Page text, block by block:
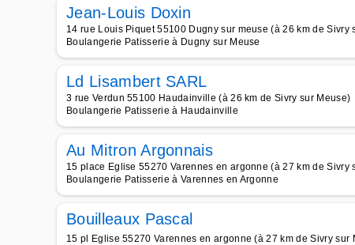
Jean-Louis Doxin
14 rue Louis Piquet 55100 Dugny sur meuse (à 26 km de Sivry
Boulangerie Patisserie à Dugny sur Meuse
Ld Lisambert SARL
3 rue Verdun 55100 Haudainville (à 26 km de Sivry sur Meuse)
Boulangerie Patisserie à Haudainville
Au Mitron Argonnais
15 place Eglise 55270 Varennes en argonne (à 27 km de Sivry
Boulangerie Patisserie à Varennes en Argonne
Bouilleaux Pascal
15 pl Eglise 55270 Varennes en argonne (à 27 km de Sivry sur